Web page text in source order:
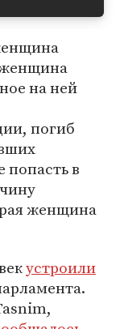
женщина
на ней
погиб
в
женщина
устроили